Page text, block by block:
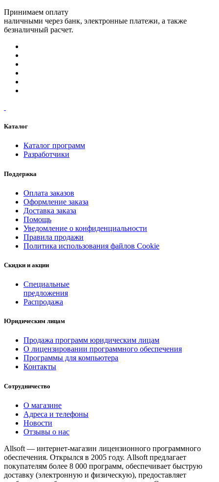
Принимаем оплату
наличными через банк, электронные платежи, а также
безналичный расчет.
Каталог
Каталог программ
Разработчики
Поддержка
Оплата заказов
Оформление заказа
Доставка заказа
Помощь
Уведомление о конфиденциальности
Правила продажи
Политика использования файлов Cookie
Скидки и акции
Специальные
предложения
Распродажа
Юридическим лицам
Продажа программ юридическим лицам
О лицензировании программного обеспечения
Программы для компьютера
Контакты
Сотрудничество
О магазине
Адреса и телефоны
Новости
Отзывы о нас
Allsoft — интернет-магазин лицензионного программного
обеспечения. Открылся в 2005 году. Allsoft предлагает
покупателям более 8 000 программ, обеспечивает быструю
доставку (электронную и физическую), предоставляет